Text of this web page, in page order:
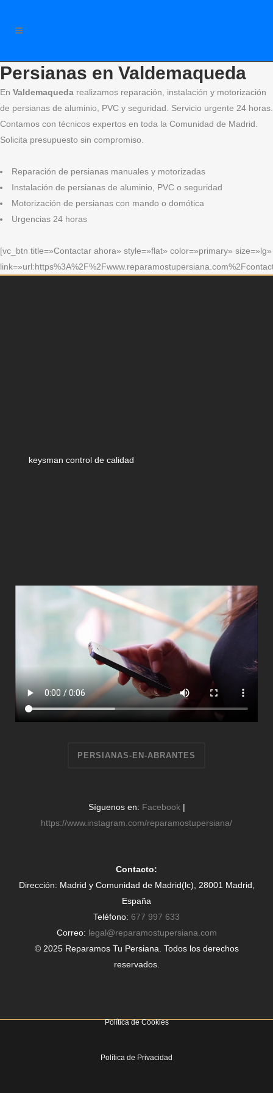
Persianas en Valdemaqueda
En Valdemaqueda realizamos reparación, instalación y motorización
de persianas de aluminio, PVC y seguridad. Servicio urgente 24 horas.
Contamos con técnicos expertos en toda la Comunidad de Madrid.
Solicita presupuesto sin compromiso.
Reparación de persianas manuales y motorizadas
Instalación de persianas de aluminio, PVC o seguridad
Motorización de persianas con mando o domótica
Urgencias 24 horas
[vc_btn title=»Contactar ahora» style=»flat» color=»primary» size=»lg»
keysman control de calidad
PERSIANAS-EN-ABRANTES
Síguenos en: Facebook|
https://www.instagram.com/reparamostupersiana/
Contacto:
Dirección: Madrid y Comunidad de Madrid(lc), 28001 Madrid,
España
Teléfono: 677 997 633
Correo: legal@reparamostupersiana.com
© 2025 Reparamos Tu Persiana. Todos los derechos
reservados.
Política de Cookies
Política de Privacidad